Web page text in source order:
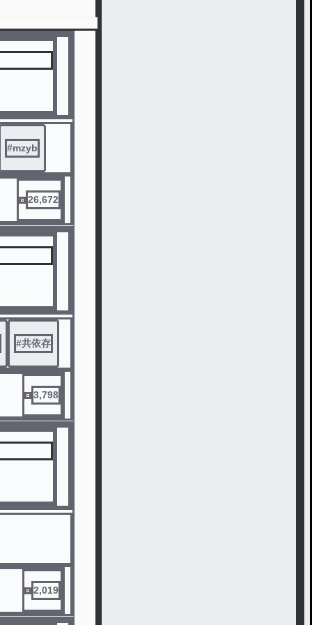
#mzyb
26,672
#共依存
3,798
2,019